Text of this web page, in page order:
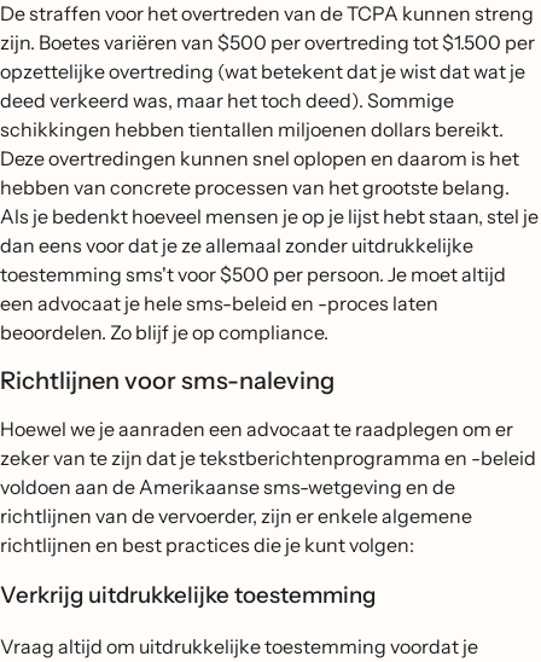
De straffen voor het overtreden van de TCPA kunnen streng
zijn. Boetes variëren van $500 per overtreding tot $1.500 per
opzettelijke overtreding (wat betekent dat je wist dat wat je
deed verkeerd was, maar het toch deed). Sommige
schikkingen hebben tientallen miljoenen dollars bereikt.
Deze overtredingen kunnen snel oplopen en daarom is het
hebben van concrete processen van het grootste belang.
Als je bedenkt hoeveel mensen je op je lijst hebt staan, stel je
dan eens voor dat je ze allemaal zonder uitdrukkelijke
toestemming sms't voor $500 per persoon. Je moet altijd
een advocaat je hele sms-beleid en -proces laten
beoordelen. Zo blijf je op compliance.
Richtlijnen voor sms-naleving
Hoewel we je aanraden een advocaat te raadplegen om er
zeker van te zijn dat je tekstberichtenprogramma en -beleid
voldoen aan de Amerikaanse sms-wetgeving en de
richtlijnen van de vervoerder, zijn er enkele algemene
richtlijnen en best practices die je kunt volgen:
Verkrijg uitdrukkelijke toestemming
Vraag altijd om uitdrukkelijke toestemming voordat je